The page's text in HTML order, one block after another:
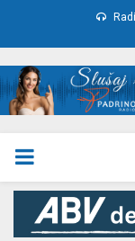
PRIMARY
MENU